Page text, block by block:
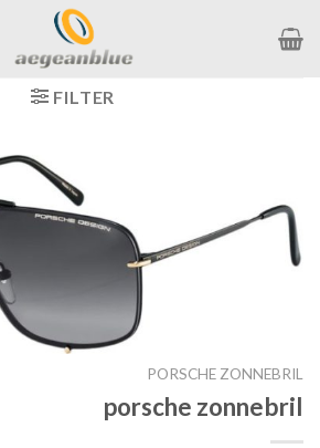
FILTER
PORSCHE ZONNEBRIL
porsche zonnebril